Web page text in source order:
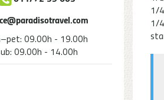
1/
1/
09.00h - 19.00h
09.00h - 14.00h